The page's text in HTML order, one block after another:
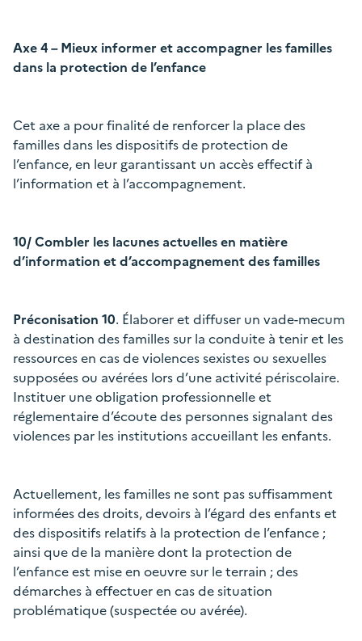
Axe 4 – Mieux informer et accompagner les familles
dans la protection de l’enfance
Cet axe a pour finalité de renforcer la place des
familles dans les dispositifs de protection de
l’enfance, en leur garantissant un accès effectif à
l’information et à l’accompagnement.
10/ Combler les lacunes actuelles en matière
d’information et d’accompagnement des familles
Préconisation 10. Élaborer et diffuser un vade-mecum
à destination des familles sur la conduite à tenir et les
ressources en cas de violences sexistes ou sexuelles
supposées ou avérées lors d’une activité périscolaire.
Instituer une obligation professionnelle et
réglementaire d’écoute des personnes signalant des
violences par les institutions accueillant les enfants.
Actuellement, les familles ne sont pas suffisamment
informées des droits, devoirs à l’égard des enfants et
des dispositifs relatifs à la protection de l’enfance ;
ainsi que de la manière dont la protection de
l’enfance est mise en oeuvre sur le terrain ; des
démarches à effectuer en cas de situation
problématique (suspectée ou avérée).